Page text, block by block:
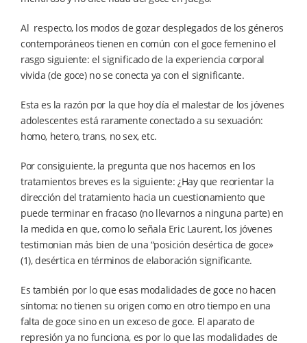
Al respecto, los modos de gozar desplegados de los géneros
contemporáneos tienen en común con el goce femenino el
rasgo siguiente: el significado de la experiencia corporal
vivida (de goce) no se conecta ya con el significante.
Esta es la razón por la que hoy día el malestar de los jóvenes
adolescentes está raramente conectado a su sexuación:
homo, hetero, trans, no sex, etc.
Por consiguiente, la pregunta que nos hacemos en los
tratamientos breves es la siguiente: ¿Hay que reorientar la
dirección del tratamiento hacia un cuestionamiento que
puede terminar en fracaso (no llevarnos a ninguna parte) en
la medida en que, como lo señala Eric Laurent, los jóvenes
testimonian más bien de una “posición desértica de goce»
(1), desértica en términos de elaboración significante.
Es también por lo que esas modalidades de goce no hacen
síntoma: no tienen su origen como en otro tiempo en una
falta de goce sino en un exceso de goce. El aparato de
represión ya no funciona, es por lo que las modalidades de